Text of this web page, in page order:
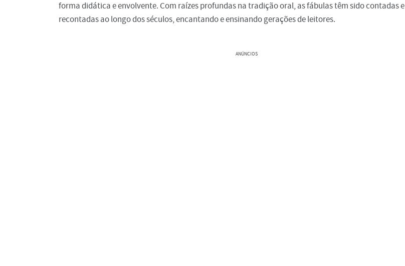
forma didática e envolvente. Com raízes profundas na tradição oral, as fábulas têm sido contadas e
recontadas ao longo dos séculos, encantando e ensinando gerações de leitores.
ANÚNCIOS